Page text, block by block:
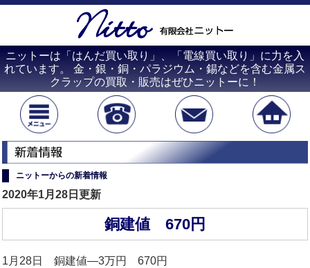
ニットーは「はんだ買い取り」、「電線買い取り」に力を入
れています。 金・銀・銅・パラジウム・錫などを含む金属ス
クラップの買取・販売はぜひニットーに！
ニットーからの新着情報
2020年1月28日更新
銅建値 670円
1月28日 銅建値―3万円 670円